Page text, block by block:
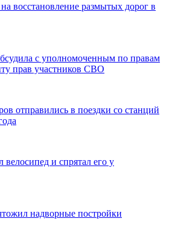
восстановление размытых дорог в
с уполномоченным по правам
прав участников СВО
отправились в поездки со станций
и спрятал его у
надворные постройки